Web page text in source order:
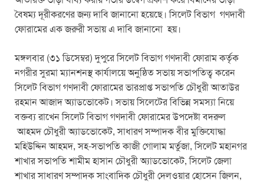
o
o
k
p
p
g
er
বৈষম্য দূরীকরণের জন্য দাবি জানানো হয়েছে। সিলেট বিভাগ গণদাবী
ফোরামের এক জরুরী সভায় এ দাবি জানানো হয়।
মঙ্গলবার (৩১ ডিসেম্বর) দুপুরে সিলেট বিভাগ গণদাবী ফোরাম কর্তৃক
নগরীর সুরমা ম্যানশনস্থ কার্যালয়ে অনুষ্ঠিত সভায় সভাপতিত্ব করেন
সিলেট বিভাগ গণদাবী ফোরামের ভারপ্রাপ্ত সভাপতি চৌধুরী আতাউর
রহমান আজাদ অ্যাডভোকেট। সভায় সিলেটের বিভিন্ন সমস্যা নিয়ে
বক্তব্য রাখেন সিলেট বিভাগ গণদাবী ফোরামের উপদেষ্টা বদরুল
আহমদ চৌধুরী অ্যাডভোকেট, সাধারণ সম্পাদক বীর মুক্তিযোদ্ধা
মহিউদ্দিন আহমদ, সহ-সভাপতি কাজী গোলাম মর্তুজা, সিলেট মহানগর
শাখার সভাপতি শামীম হাসান চৌধুরী অ্যাডভোকেট, সিলেট জেলা
শাখার সাধারণ সম্পাদক সাংবাদিক চৌধুরী দেলওয়ার হোসেন জিলন,